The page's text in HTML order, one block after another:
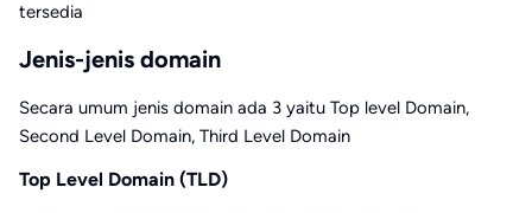
tersedia
Jenis-jenis domain
Secara umum jenis domain ada 3 yaitu Top level Domain,
Second Level Domain, Third Level Domain
Top Level Domain (TLD)